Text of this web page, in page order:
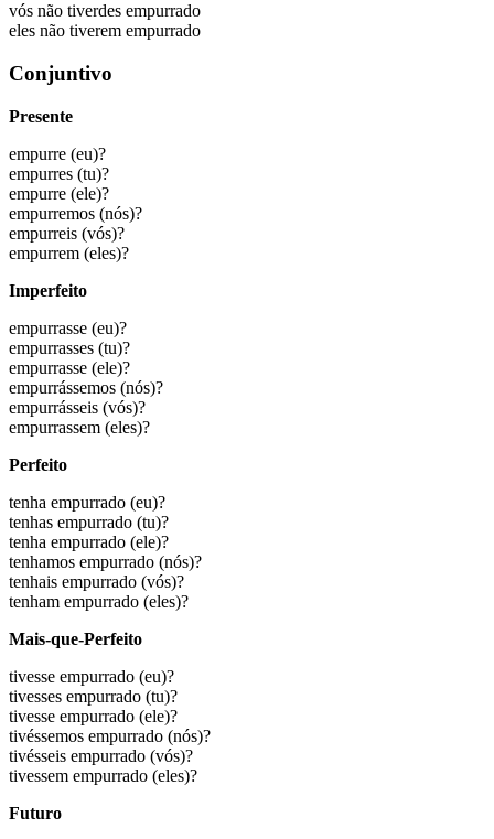
vós não tiverdes empurrado
eles não tiverem empurrado
Conjuntivo
Presente
empurre (eu)?
empurres (tu)?
empurre (ele)?
empurremos (nós)?
empurreis (vós)?
empurrem (eles)?
Imperfeito
empurrasse (eu)?
empurrasses (tu)?
empurrasse (ele)?
empurrássemos (nós)?
empurrásseis (vós)?
empurrassem (eles)?
Perfeito
tenha empurrado (eu)?
tenhas empurrado (tu)?
tenha empurrado (ele)?
tenhamos empurrado (nós)?
tenhais empurrado (vós)?
tenham empurrado (eles)?
Mais-que-Perfeito
tivesse empurrado (eu)?
tivesses empurrado (tu)?
tivesse empurrado (ele)?
tivéssemos empurrado (nós)?
tivésseis empurrado (vós)?
tivessem empurrado (eles)?
Futuro